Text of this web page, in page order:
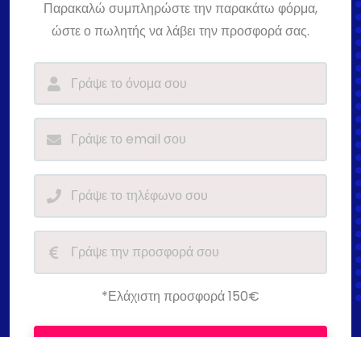
Παρακαλώ συμπληρώστε την παρακάτω φόρμα,
ώστε ο πωλητής να λάβει την προσφορά σας.
*Ελάχιστη προσφορά 150€